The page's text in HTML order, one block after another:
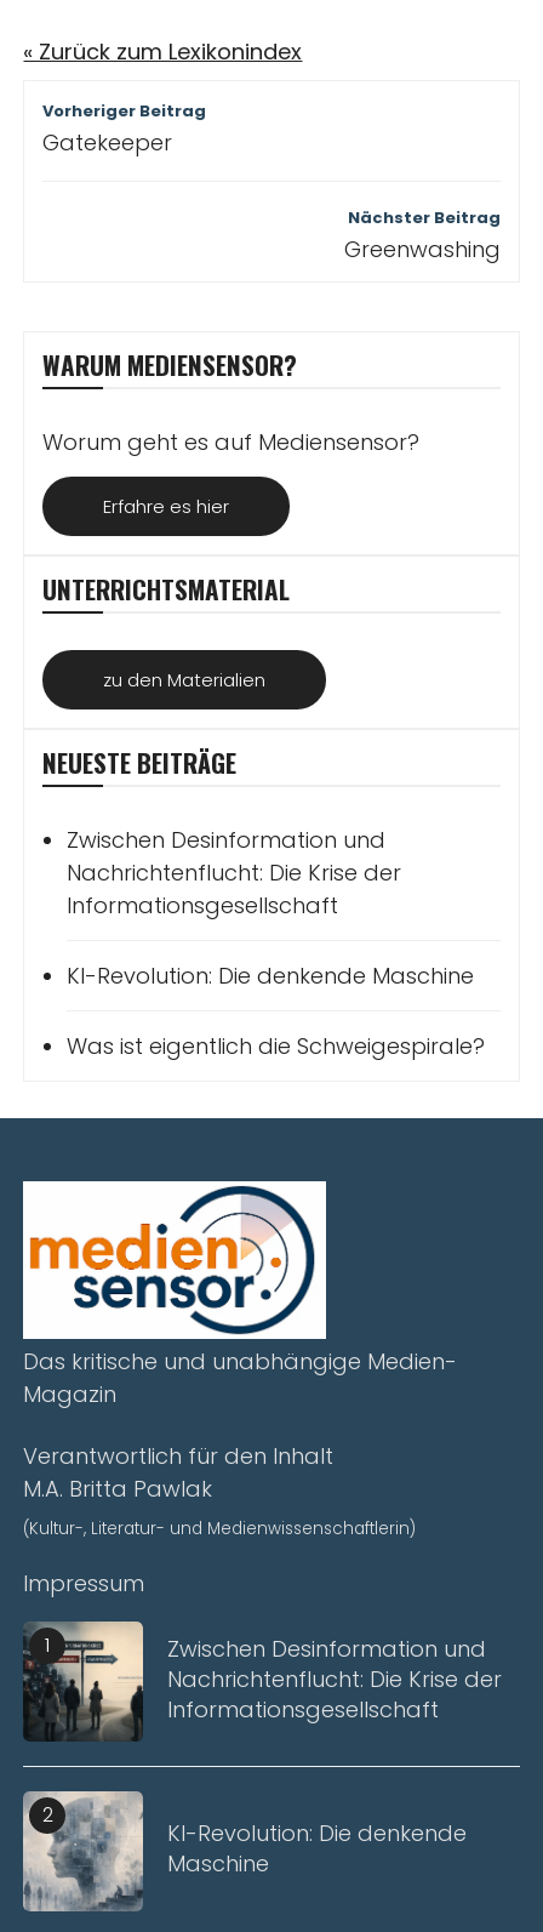
« Zurück zum Lexikonindex
Beitragsnavigation
Vorheriger Beitrag
Gatekeeper
Nächster Beitrag
Greenwashing
WARUM MEDIENSENSOR?
Worum geht es auf Mediensensor?
Erfahre es hier
UNTERRICHTSMATERIAL
zu den Materialien
NEUESTE BEITRÄGE
Zwischen Desinformation und
Nachrichtenflucht: Die Krise der
Informationsgesellschaft
KI-Revolution: Die denkende Maschine
Was ist eigentlich die Schweigespirale?
Das kritische und unabhängige Medien-
Magazin
Verantwortlich für den Inhalt
M.A. Britta Pawlak
(Kultur-, Literatur- und Medienwissenschaftlerin)
Impressum
1
Zwischen Desinformation und
Nachrichtenflucht: Die Krise der
Informationsgesellschaft
2
KI-Revolution: Die denkende
Maschine